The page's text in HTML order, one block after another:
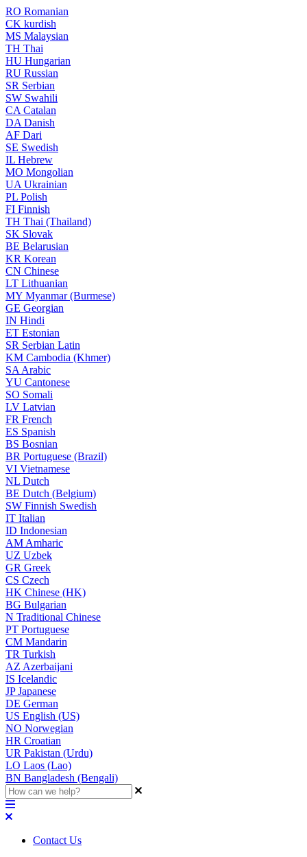
RO Romanian
CK kurdish
MS Malaysian
TH Thai
HU Hungarian
RU Russian
SR Serbian
SW Swahili
CA Catalan
DA Danish
AF Dari
SE Swedish
IL Hebrew
MO Mongolian
UA Ukrainian
PL Polish
FI Finnish
TH Thai (Thailand)
SK Slovak
BE Belarusian
KR Korean
CN Chinese
LT Lithuanian
MY Myanmar (Burmese)
GE Georgian
IN Hindi
ET Estonian
SR Serbian Latin
KM Cambodia (Khmer)
SA Arabic
YU Cantonese
SO Somali
LV Latvian
FR French
ES Spanish
BS Bosnian
BR Portuguese (Brazil)
VI Vietnamese
NL Dutch
BE Dutch (Belgium)
SW Finnish Swedish
IT Italian
ID Indonesian
AM Amharic
UZ Uzbek
GR Greek
CS Czech
HK Chinese (HK)
BG Bulgarian
N Traditional Chinese
PT Portuguese
CM Mandarin
TR Turkish
AZ Azerbaijani
IS Icelandic
JPJapanese
DE German
US English (US)
NO Norwegian
HR Croatian
UR Pakistan (Urdu)
LO Laos (Lao)
BN Bangladesh (Bengali)
Contact Us